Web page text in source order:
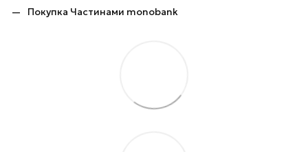
Покупка Частинами monobank